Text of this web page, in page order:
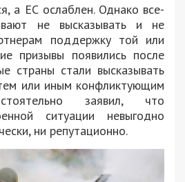
а ЕС ослаблен. Однако все-
не высказывать и не
поддержку той или
призывы появились после
страны стали высказывать
или иным конфликтующим
заявил, что
ситуации невыгодно
ни репутационно.